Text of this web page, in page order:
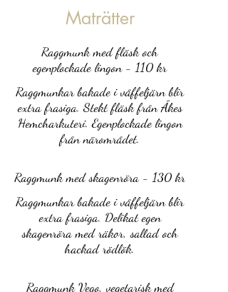
Maträtter
Raggmunk med fläsk och
egenplockade lingon - 110 kr
Raggmunkar bakade i våffeljärn blir
extra frasiga. Stekt fläsk från Åkes
Hemcharkuteri. Egenplockade lingon
från närområdet.
Raggmunk med skagenröra - 130 kr
Raggmunkar bakade i våffeljärn blir
extra frasiga. Delikat egen
skagenröra med räkor, sallad och
hackad rödlök.
Raggmunk Vego, vegetarisk med